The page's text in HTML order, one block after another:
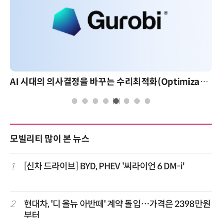
AI 시대의 의사결정을 바꾸는 수리최적화(Optimization): 실제 산업 적용 사례와 활용 전략
모빌리티 많이 본 뉴스
1 [신차 드라이브] BYD, PHEV '씨라이언 6 DM-i'
2
현대차, '디 올뉴 아반떼' 계약 돌입…가격은 2398만원
부터